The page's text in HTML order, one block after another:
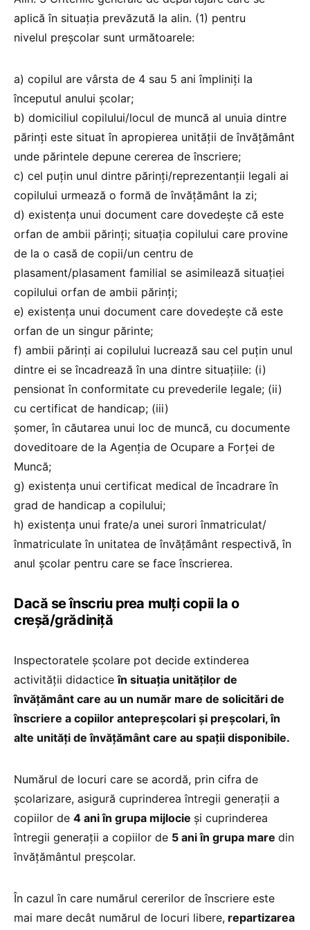
aplică în situația prevăzută la alin. (1) pentru
nivelul preșcolar sunt următoarele:
a) copilul are vârsta de 4 sau 5 ani împliniți la
începutul anului școlar;
b) domiciliul copilului/locul de muncă al unuia dintre
părinți este situat în apropierea unității de învățământ
unde părintele depune cererea de înscriere;
c) cel puțin unul dintre părinți/reprezentanții legali ai
copilului urmează o formă de învățământ la zi;
d) existența unui document care dovedește că este
orfan de ambii părinți; situația copilului care provine
de la o casă de copii/un centru de
plasament/plasament familial se asimilează situației
copilului orfan de ambii părinți;
e) existența unui document care dovedește că este
orfan de un singur părinte;
f) ambii părinți ai copilului lucrează sau cel puțin unul
dintre ei se încadrează în una dintre situațiile: (i)
pensionat în conformitate cu prevederile legale; (ii)
cu certificat de handicap; (iii)
șomer, în căutarea unui loc de muncă, cu documente
doveditoare de la Agenția de Ocupare a Forței de
Muncă;
g) existența unui certificat medical de încadrare în
grad de handicap a copilului;
h) existența unui frate/a unei surori înmatriculat/
înmatriculate în unitatea de învățământ respectivă, în
anul școlar pentru care se face înscrierea.
Dacă se înscriu prea mulți copii la o
creșă/grădiniță
Inspectoratele școlare pot decide extinderea
activității didacticeîn situația unităților de
învățământ care au un număr mare de solicitări de
înscriere a copiilor antepreșcolari și preșcolari, în
alte unități de învățământ care au spații disponibile.
Numărul de locuri care se acordă, prin cifra de
școlarizare, asigură cuprinderea întregii generații a
copiilor de 4 ani în grupa mijlocie și cuprinderea
întregii generații a copiilor de 5 ani în grupa mare din
învățământul preșcolar.
În cazul în care numărul cererilor de înscriere este
mai mare decât numărul de locuri libere, repartizarea